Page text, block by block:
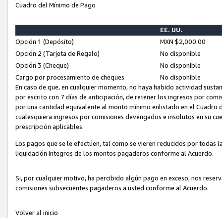
Cuadro del Mínimo de Pago
EE. UU.
Opción 1 (Depósito)
MXN $2,000.00
Opción 2 (Tarjeta de Regalo)
No disponible
Opción 3 (Cheque)
No disponible
Cargo por procesamiento de cheques
No disponible
En caso de que, en cualquier momento, no haya habido actividad
por escrito con 7 días de anticipación, de retener los ingresos por
por una cantidad equivalente al monto mínimo enlistado en el
cualesquiera ingresos por comisiones devengados e insolutos en su
prescripción aplicables.
Los pagos que se le efectúen, tal como se vieren reducidos por todas
liquidación íntegros de los montos pagaderos conforme al Acuerdo.
Si, por cualquier motivo, ha percibido algún pago en exceso, nos
comisiones subsecuentes pagaderos a usted conforme al Acuerdo.
Volver al inicio